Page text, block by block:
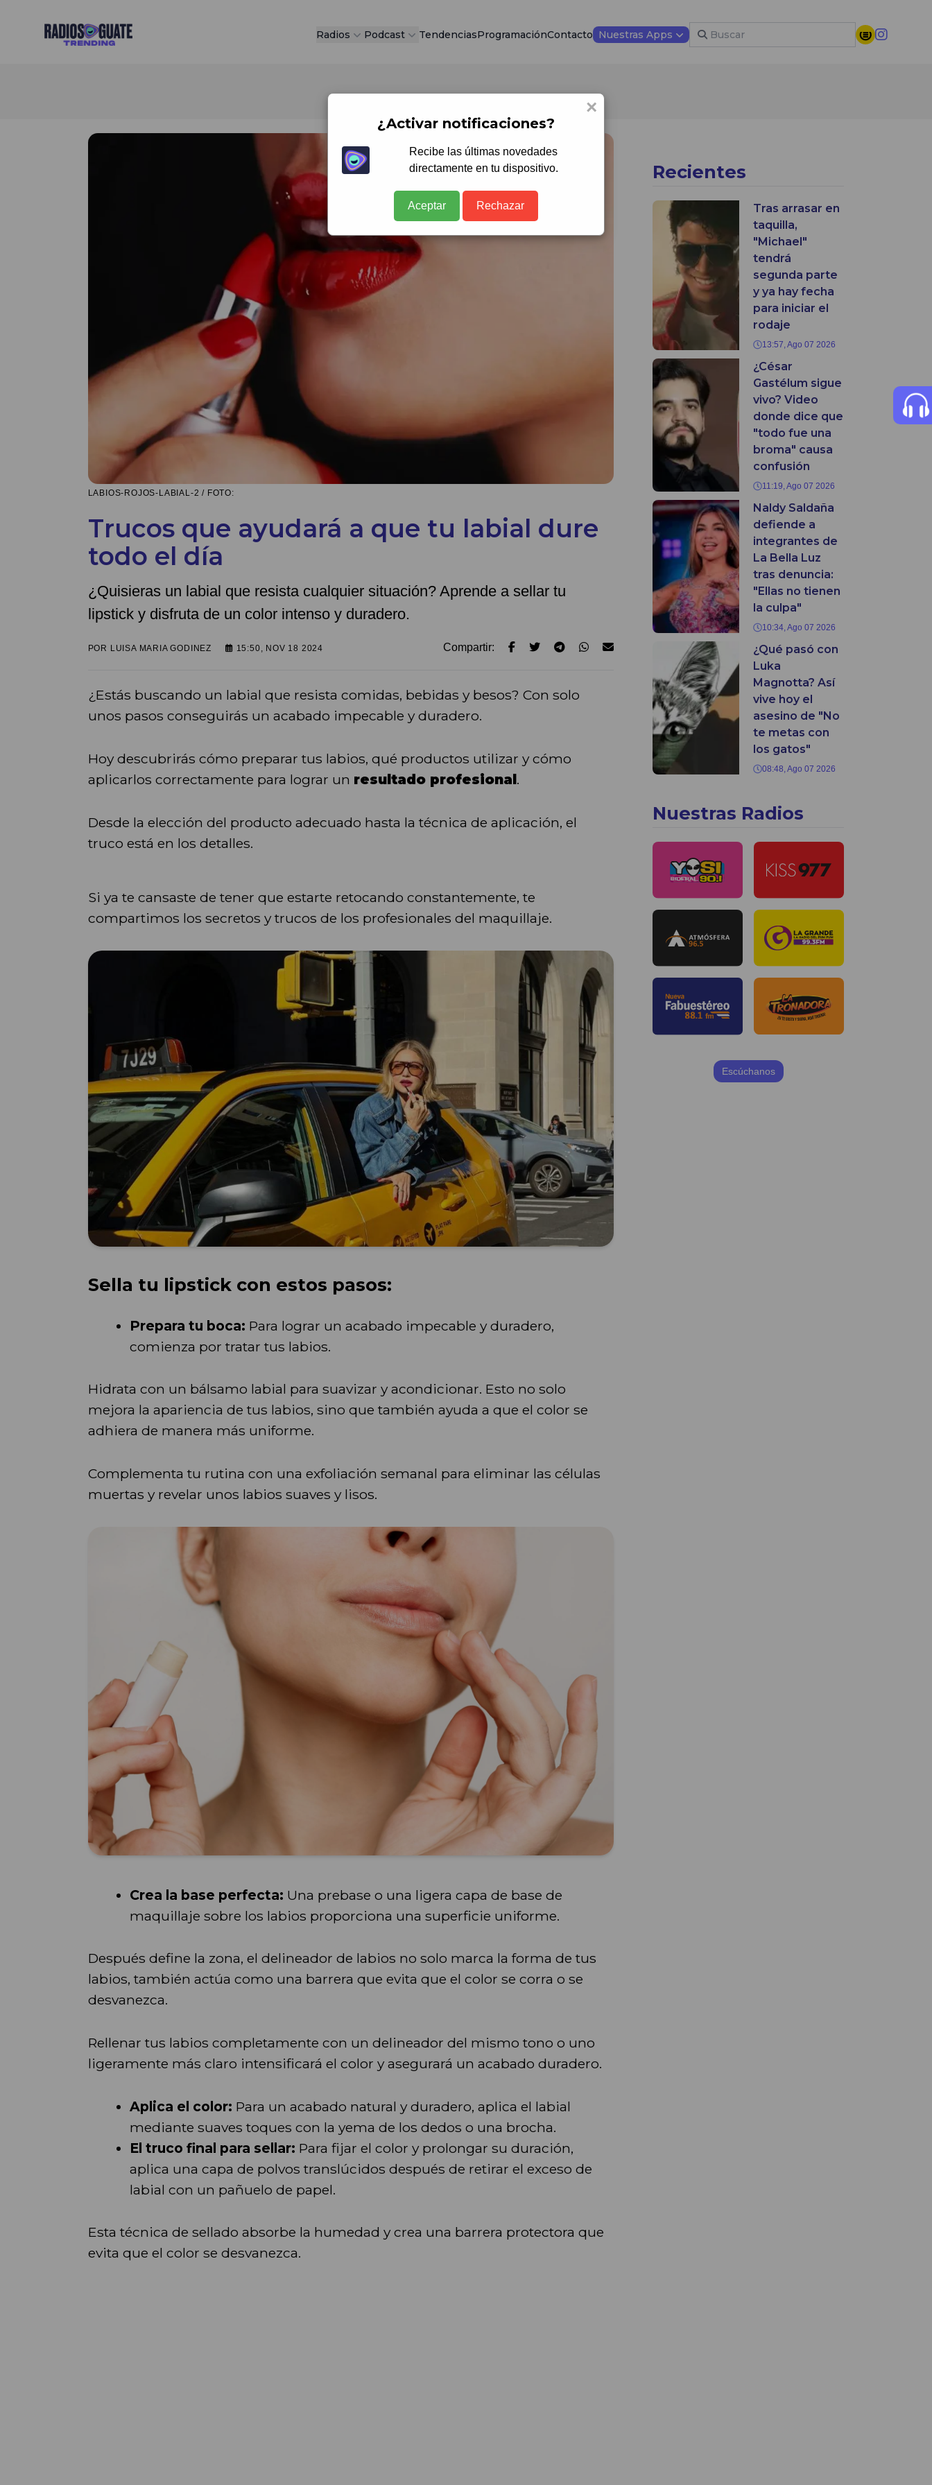
Radios Guate Radios Podcast TendenciasProgramaciónContacto Nuestras Apps
LABIOS-ROJOS-LABIAL-2 / FOTO:
Trucos que ayudará a que tu labial dure
todo el día
¿Quisieras un labial que resista cualquier situación? Aprende a sellar tu
lipstick y disfruta de un color intenso y duradero.
POR LUISA MARIA GODINEZ 15:50, NOV 18 2024 Compartir:
¿Estás buscando un labial que resista comidas, bebidas y besos? Con solo
unos pasos conseguirás un acabado impecable y duradero.
Hoy descubrirás cómo preparar tus labios, qué productos utilizar y cómo
aplicarlos correctamente para lograr un resultado profesional.
Desde la elección del producto adecuado hasta la técnica de aplicación, el
truco está en los detalles.
Si ya te cansaste de tener que estarte retocando constantemente, te
compartimos los secretos y trucos de los profesionales del maquillaje.
Sella tu lipstick con estos pasos:
Prepara tu boca: Para lograr un acabado impecable y duradero,
comienza por tratar tus labios.
Hidrata con un bálsamo labial para suavizar y acondicionar. Esto no solo
mejora la apariencia de tus labios, sino que también ayuda a que el color se
adhiera de manera más uniforme.
Complementa tu rutina con una exfoliación semanal para eliminar las células
muertas y revelar unos labios suaves y lisos.
Crea la base perfecta: Una prebase o una ligera capa de base de
maquillaje sobre los labios proporciona una superficie uniforme.
Después define la zona, el delineador de labios no solo marca la forma de tus
labios, también actúa como una barrera que evita que el color se corra o se
desvanezca.
Rellenar tus labios completamente con un delineador del mismo tono o uno
ligeramente más claro intensificará el color y asegurará un acabado duradero.
Aplica el color: Para un acabado natural y duradero, aplica el labial
mediante suaves toques con la yema de los dedos o una brocha.
El truco final para sellar: Para fijar el color y prolongar su duración,
aplica una capa de polvos translúcidos después de retirar el exceso de
labial con un pañuelo de papel.
Esta técnica de sellado absorbe la humedad y crea una barrera protectora que
evita que el color se desvanezca.
Recientes
Tras arrasar en
taquilla,
"Michael"
tendrá
segunda parte
y ya hay fecha
para iniciar el
rodaje
13:57, Ago 07 2026
¿César
Gastélum sigue
vivo? Video
donde dice que
"todo fue una
broma" causa
confusión
11:19, Ago 07 2026
Naldy Saldaña
defiende a
integrantes de
La Bella Luz
tras denuncia:
"Ellas no tienen
la culpa"
10:34, Ago 07 2026
¿Qué pasó con
Luka
Magnotta? Así
vive hoy el
asesino de "No
te metas con
los gatos"
08:48, Ago 07 2026
Nuestras Radios
Escúchanos
×
¿Activar notificaciones?
Recibe las últimas novedades
directamente en tu dispositivo.
Aceptar Rechazar